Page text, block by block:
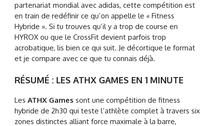
partenariat mondial avec adidas, cette compétition est
en train de redéfinir ce qu’on appelle le « Fitness
Hybride ». Si tu trouves qu’il y a trop de course en
HYROX ou que le CrossFit devient parfois trop
acrobatique, lis bien ce qui suit. Je décortique le format
et je compare avec ce que tu connais déjà.
RÉSUMÉ : LES ATHX GAMES EN 1 MINUTE
Les ATHX Games sont une compétition de fitness
hybride de 2h30 qui teste l’athlète complet à travers six
zones distinctes alliant force maximale à la barre,